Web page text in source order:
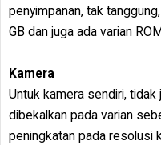
penyimpanan, tak
GB dan juga ada varian
Kamera
Untuk kamera sendiri,
dibekalkan pada varian
peningkatan pada resolusi